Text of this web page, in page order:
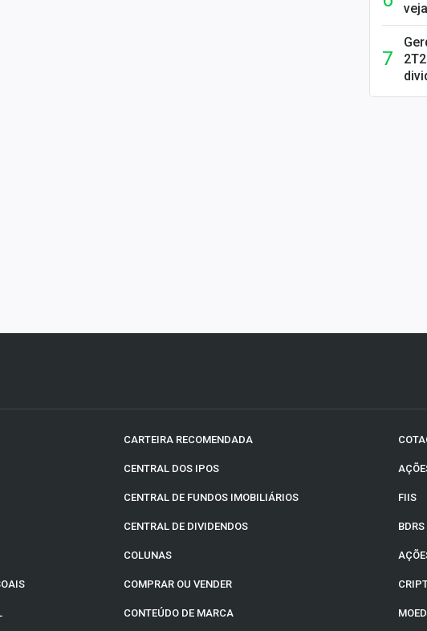
CARTEIRA RECOMENDADA
CENTRAL DOS IPOS
CENTRAL DE FUNDOS IMOBILIÁRIOS
CENTRAL DE DIVIDENDOS
COLUNAS
COMPRAR OU VENDER
CONTEÚDO DE MARCA
FIIS
BDRS